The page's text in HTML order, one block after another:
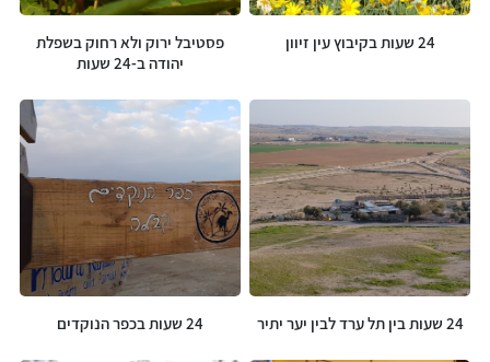
24 שעות בקיבוץ עין זיוון
פסטיבל ירוק ולא רחוק בשפלת
יהודה ב-24 שעות
24 שעות בין תל ערד לבין יער יתיר 24 שעות בכפר הנוקדים